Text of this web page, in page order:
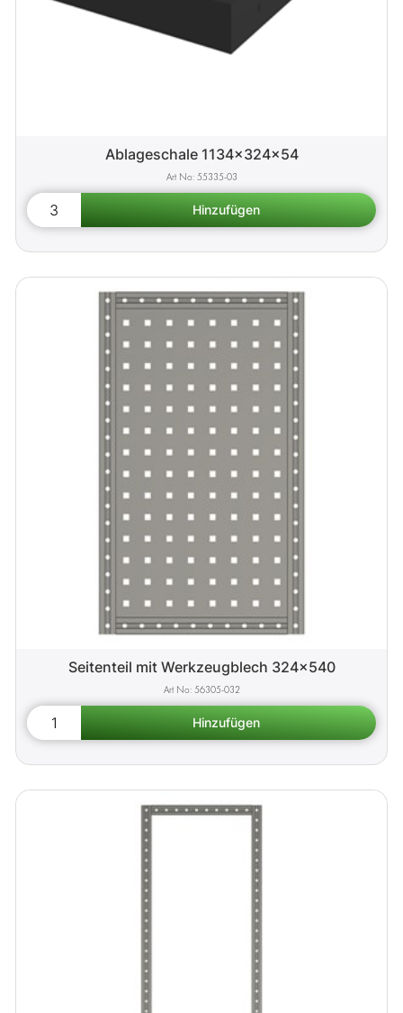
Ablageschale 1134x324x54
55335-03
Seitenteil mit Werkzeugblech 324x540
56305-032